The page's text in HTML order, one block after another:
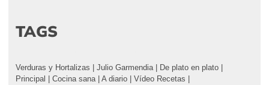
TAGS
Verduras y Hortalizas Julio Garmendia| De plato en plato
Principal
Cocina sana| A diario Vídeo Recetas